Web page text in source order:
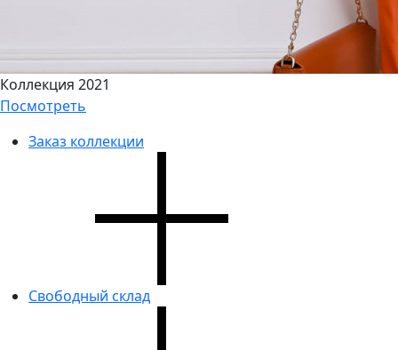
Коллекция 2021
Посмотреть
Заказ коллекции
Свободный склад